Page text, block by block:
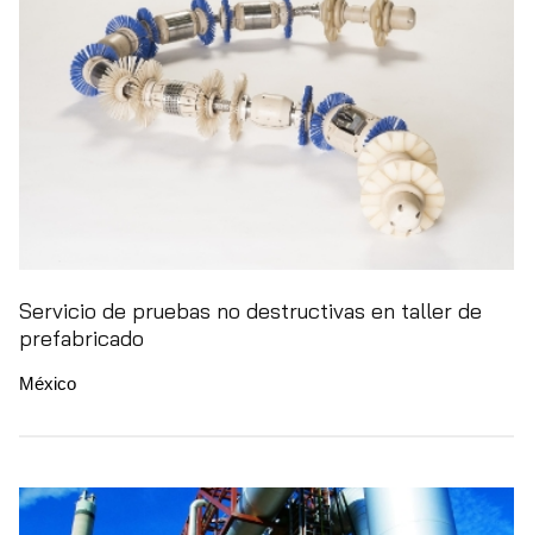
Servicio de pruebas no destructivas en taller de
prefabricado
México